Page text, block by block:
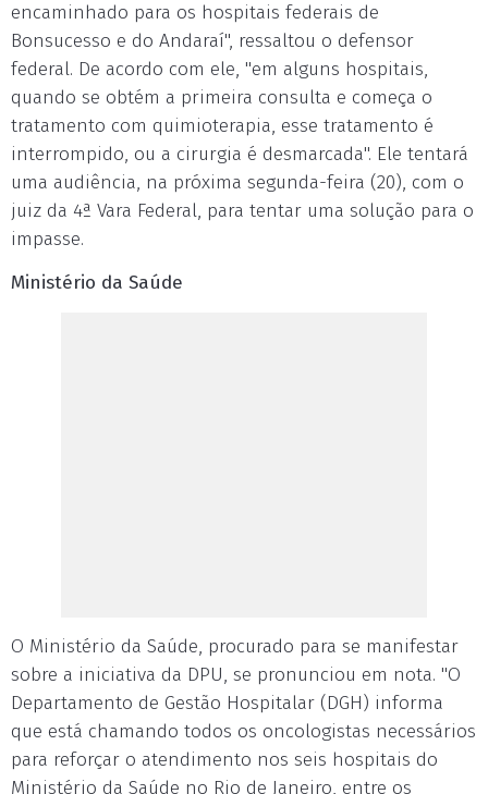
encaminhado para os hospitais federais de
Bonsucesso e do Andaraí", ressaltou o defensor
federal. De acordo com ele, "em alguns hospitais,
quando se obtém a primeira consulta e começa o
tratamento com quimioterapia, esse tratamento é
interrompido, ou a cirurgia é desmarcada". Ele tentará
uma audiência, na próxima segunda-feira (20), com o
juiz da 4ª Vara Federal, para tentar uma solução para o
impasse.
Ministério da Saúde
O Ministério da Saúde, procurado para se manifestar
sobre a iniciativa da DPU, se pronunciou em nota. "O
Departamento de Gestão Hospitalar (DGH) informa
que está chamando todos os oncologistas necessários
para reforçar o atendimento nos seis hospitais do
Ministério da Saúde no Rio de Janeiro, entre os